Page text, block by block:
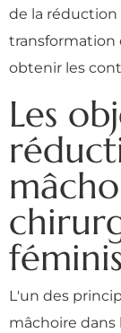
de la réduction
transformation
obtenir les
Les
L'un des
mâchoire